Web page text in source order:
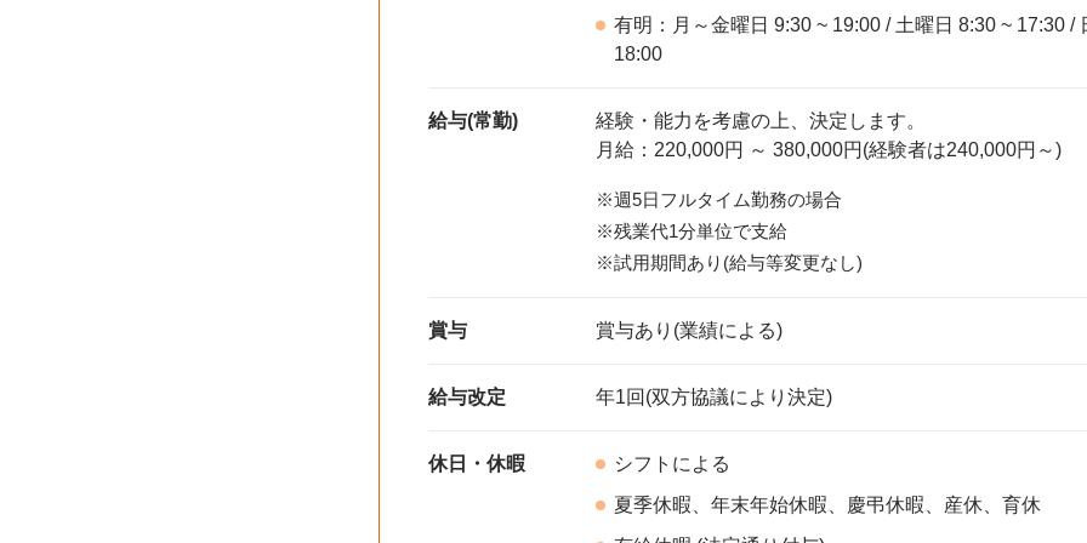
有明：月～金曜日 9:30 ~ 19:00 / 土曜日 8:30 ~ 17:30 /
18:00
給与(常勤)
経験・能力を考慮の上、決定します。
月給：220,000円 ～ 380,000円(経験者は240,000円～)
※週5日フルタイム勤務の場合
※残業代1分単位で支給
※試用期間あり(給与等変更なし)
賞与 賞与あり(業績による)
給与改定 年1回(双方協議により決定)
休日・休暇
シフトによる
夏季休暇、年末年始休暇、慶弔休暇、産休、育休